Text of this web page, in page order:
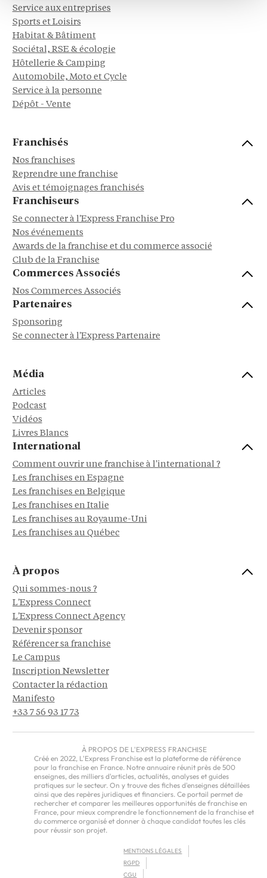
Service aux entreprises
Sports et Loisirs
Habitat & Bâtiment
Sociétal, RSE & écologie
Hôtellerie & Camping
Automobile, Moto et Cycle
Service à la personne
Dépôt - Vente
Franchisés
Nos franchises
Reprendre une franchise
Avis et témoignages franchisés
Franchiseurs
Se connecter à l'Express Franchise Pro
Nos événements
Awards de la franchise et du commerce associé
Club de la Franchise
Commerces Associés
Nos Commerces Associés
Partenaires
Sponsoring
Se connecter à l'Express Partenaire
Média
Articles
Podcast
Vidéos
Livres Blancs
International
Comment ouvrir une franchise à l'international ?
Les franchises en Espagne
Les franchises en Belgique
Les franchises en Italie
Les franchises au Royaume-Uni
Les franchises au Québec
À propos
Qui sommes-nous ?
L'Express Connect
L'Express Connect Agency
Devenir sponsor
Référencer sa franchise
Le Campus
Inscription Newsletter
Contacter la rédaction
Manifesto
+33 7 56 93 17 73
À PROPOS DE L'EXPRESS FRANCHISE
Créé en 2022, L'Express Franchise est la plateforme de référence
pour la franchise en France. Notre annuaire réunit près de 500
enseignes, des milliers d'articles, actualités, analyses et guides
pratiques sur le secteur. On y trouve des fiches d'enseignes détaillées
ainsi que des repères juridiques et financiers. Ce portail permet de
rechercher et comparer les meilleures opportunités de franchise en
France, pour mieux comprendre le fonctionnement de la franchise et
du commerce organisé et donner à chaque candidat toutes les clés
pour réussir son projet.
MENTIONS LÉGALES
RGPD
CGU